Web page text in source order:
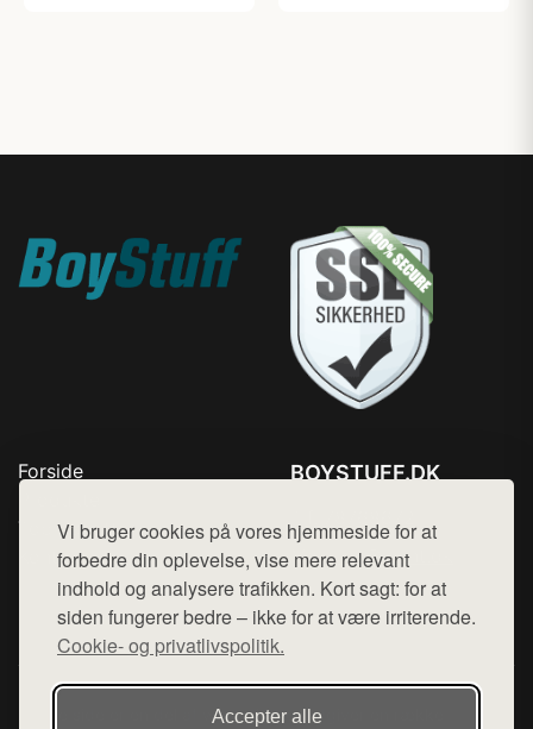
Vi bruger cookies på vores hjemmeside for at
forbedre din oplevelse, vise mere relevant
indhold og analysere trafikken. Kort sagt: for at
siden fungerer bedre – ikke for at være irriterende.
Cookie- og privatlivspolitik.
Accepter alle
Forside
Top Rabatter
Kontakt
BOYSTUFF.DK
Mail: hej@want.dk
Cookie- og privatlivspolitik
Denne side er en del af want.dk, der udgiver en række